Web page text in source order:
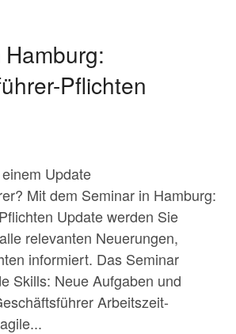
Pflichten
Update
Mit dem Seminar in Hamburg:
Update werden Sie
relevanten Neuerungen,
informiert. Das Seminar
Skills: Neue Aufgaben und
Arbeitszeit-